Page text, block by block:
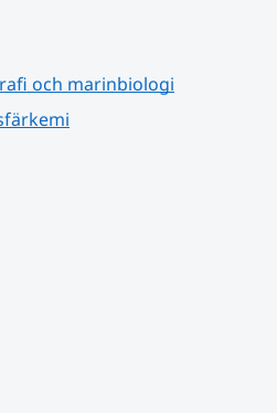
och marinbiologi